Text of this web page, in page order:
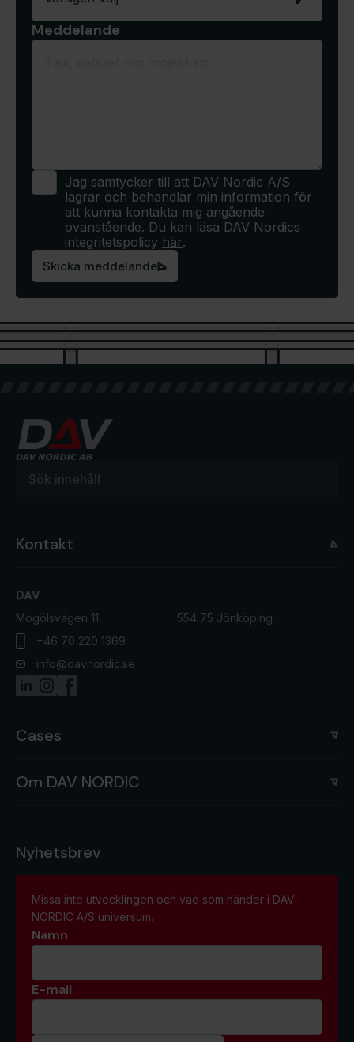
Meddelande
Jag samtycker till att DAV Nordic A/S
lagrar och behandlar min information för
att kunna kontakta mig angående
ovanstående. Du kan läsa DAV Nordics
integritetspolicy här.
Skicka meddelande
Kontakt
DAV
Mogölsvägen 11
554 75 Jönköping
+46 70 220 1369
info@davnordic.se
Cases
Om DAV NORDIC
Nyhetsbrev
Missa inte utvecklingen och vad som händer i DAV
NORDIC A/S universum.
Namn
E-mail